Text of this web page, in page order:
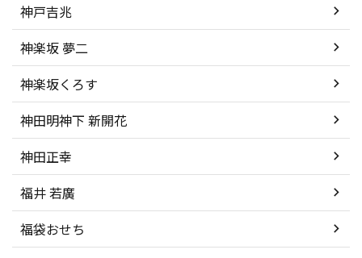
神戸吉兆
神楽坂 夢二
神楽坂くろす
神田明神下 新開花
神田正幸
福井 若廣
福袋おせち